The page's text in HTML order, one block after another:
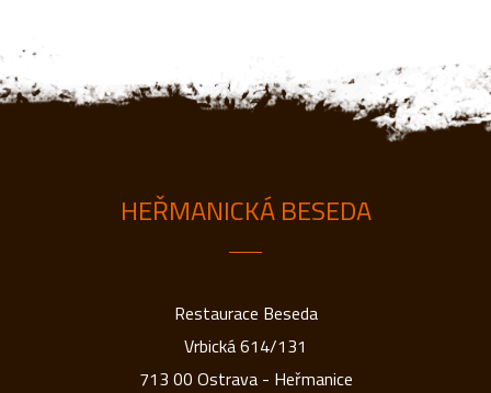
HEŘMANICKÁ BESEDA
Restaurace Beseda
Vrbická 614/131
713 00 Ostrava - Heřmanice